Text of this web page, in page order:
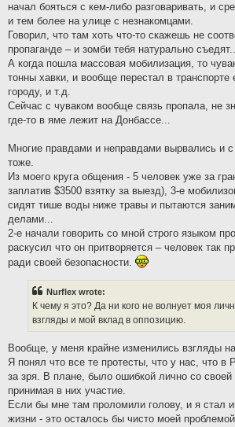
начал бояться с кем-либо разговаривать, и
и тем более на улице с незнакомцами.
Говорил, что там хоть что-то скажешь не
пропаганде – и зомби тебя натурально
А когда пошла массовая мобилизация, то
тонны хавки, и вообще перестал в транспорте
городу, и т.д.
Сейчас с чуваком вообще связь пропала, не
где-то в яме лежит на Донбассе...
Многие правдами и неправдами вырвались и
тоже.
Из моего круга общения - 5 человек уже за
заплатив $3500 взятку за выезд), 3-е
сидят тише воды ниже травы и пытаются
делами...
2-е начали говорить со мной строго языком
раскусил что он притворяется – человек так
ради своей безопасности.
Nurflex wrote:
К чему я это? Да ни кого не волнует моя
взгляды и мой вклад в оппозицию.
Вообще, у меня крайне изменились взгляды на
Я понял что все те протесты, что у нас, что в
за зря. В плане, было ошибкой лично со своей
принимая в них участие.
Если бы мне там проломили голову, и я стал
жизни - это осталось бы чисто моей